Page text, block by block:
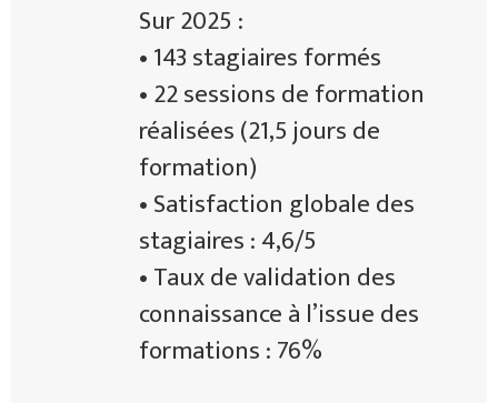
Sur 2025 :
• 143 stagiaires formés
• 22 sessions de formation
réalisées (21,5 jours de
formation)
• Satisfaction globale des
stagiaires : 4,6/5
• Taux de validation des
connaissance à l’issue des
formations : 76%